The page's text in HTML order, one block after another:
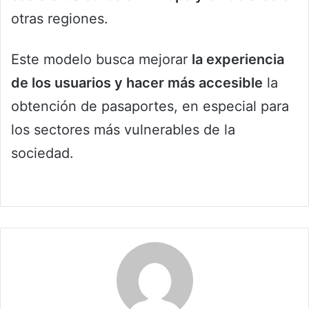
otras regiones.
Este modelo busca mejorar la experiencia
de los usuarios y hacer más accesible la
obtención de pasaportes, en especial para
los sectores más vulnerables de la
sociedad.